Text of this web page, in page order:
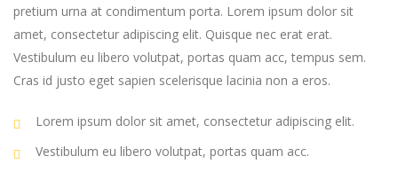
pretium urna at condimentum porta. Lorem ipsum dolor sit
amet, consectetur adipiscing elit. Quisque nec erat erat.
Vestibulum eu libero volutpat, portas quam acc, tempus sem.
Cras id justo eget sapien scelerisque lacinia non a eros.
Lorem ipsum dolor sit amet, consectetur adipiscing elit.
Vestibulum eu libero volutpat, portas quam acc.